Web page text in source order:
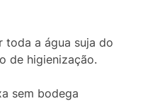
toda a água suja do
de higienização.
sem bodega